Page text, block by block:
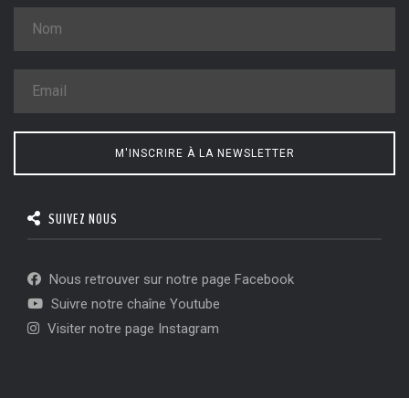
M'INSCRIRE À LA NEWSLETTER
SUIVEZ NOUS
Nous retrouver sur notre page Facebook
Suivre notre chaîne Youtube
Visiter notre page Instagram